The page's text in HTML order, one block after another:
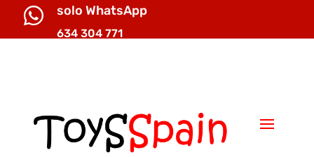
 solo WhatsApp
634 304 771